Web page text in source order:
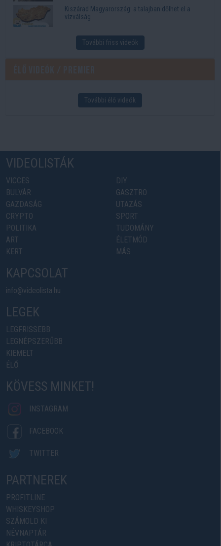
Kiszárad Magyarország: a talajban dőlhet el a
vízválság
További friss videók
További élő videók
VIDEOLISTÁK
VICCES
BULVÁR
GAZDASÁG
CRYPTO
POLITIKA
ART
KERT
DIY
GASZTRO
UTAZÁS
SPORT
TUDOMÁNY
ÉLETMÓD
MÁS
KAPCSOLAT
info@videolista.hu
LEGEK
LEGFRISSEBB
LEGNÉPSZERŰBB
KIEMELT
ÉLŐ
KÖVESS MINKET!
INSTAGRAM
FACEBOOK
TWITTER
PARTNEREK
PROFITLINE
WHISKEYSHOP
SZÁMOLD KI
NÉVNAPTÁR